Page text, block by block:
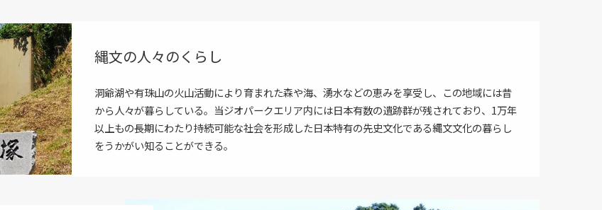
縄文の人々のくらし
洞爺湖や有珠山の火山活動により育まれた森や海、湧水などの恵みを享受し、この地域には昔
から人々が暮らしている。当ジオパークエリア内には日本有数の遺跡群が残されており、1万年
以上もの長期にわたり持続可能な社会を形成した日本特有の先史文化である縄文文化の暮らし
をうかがい知ることができる。